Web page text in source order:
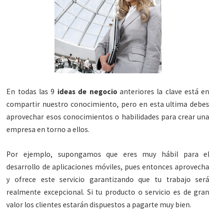
En todas las 9 ideas de negocioanteriores la clave está en
compartir nuestro conocimiento, pero en esta ultima debes
aprovechar esos conocimientos o habilidades para crear una
empresa en torno a ellos.
Por ejemplo, supongamos que eres muy hábil para el
desarrollo de aplicaciones móviles, pues entonces aprovecha
y ofrece este servicio garantizando que tu trabajo será
realmente excepcional. Si tu producto o servicio es de gran
valor los clientes estarán dispuestos a pagarte muy bien.